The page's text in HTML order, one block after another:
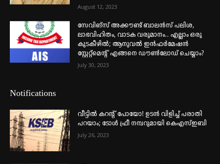
August 12, 2023
സേവിങ്സ് അക്കൗണ്ട് ബാലൻസ് പലിശ,
ലാഭവിഹിതം, വാടക വരുമാനം.. എല്ലാം ഒരു
കുടകീഴിൽ; ആനുവൽ ഇൻഫർമേഷൻ
സ്റ്റേറ്റ്മെന്റ് എങ്ങനെ ഡൗൺലോഡ് ചെയ്യാം?
July 30, 2023
Notifications
വീട്ടില്‍ കറന്റ് പോയോ! ഉടന്‍ വിളിച്ച് പരാതി
പറയാം; ടോള്‍ ഫ്രീ നമ്പറുമായി കെഎസ്ഇബി
July 26, 2023